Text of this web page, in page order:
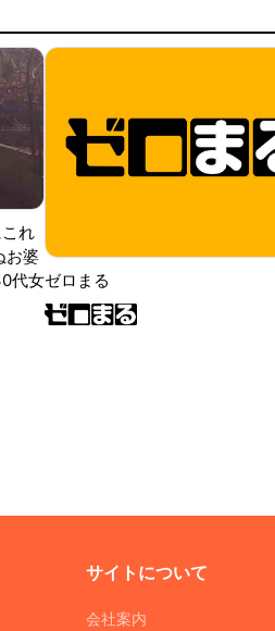
れ
お婆
代女ゼロまる
サイトについて
会社案内